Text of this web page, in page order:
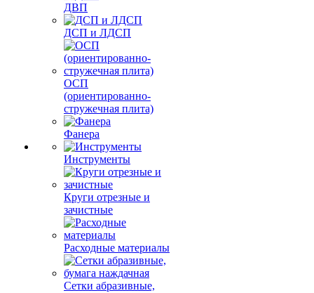
ДВП
ДСП и ЛДСП
ОСП
(ориентированно-
стружечная плита)
Фанера
Инструменты
Круги отрезные и
зачистные
Расходные материалы
Сетки абразивные,